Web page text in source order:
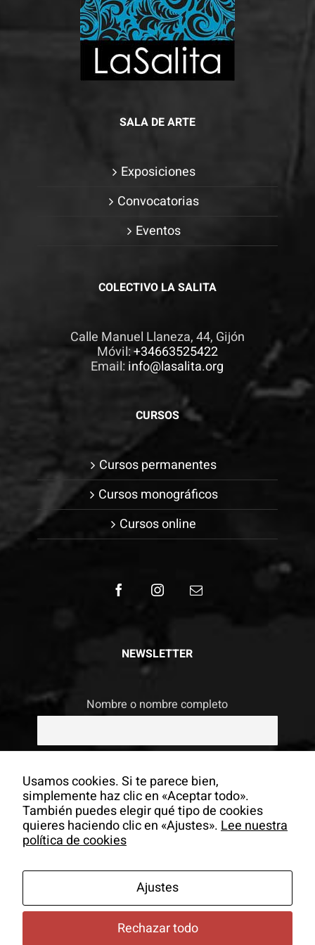
SALA DE ARTE
Exposiciones
Convocatorias
Eventos
COLECTIVO LA SALITA
Calle Manuel Llaneza, 44, Gijón
Móvil:+34663525422
Email:info@lasalita.org
CURSOS
Cursos permanentes
Cursos monográficos
Cursos online
NEWSLETTER
Nombre o nombre completo
Si continúas, aceptas la política de
privacidad
Usamos cookies. Si te parece bien,
simplemente haz clic en «Aceptar todo».
También puedes elegir qué tipo de cookies
quieres haciendo clic en «Ajustes».Lee nuestra
política de cookies
Ajustes
Rechazar todo